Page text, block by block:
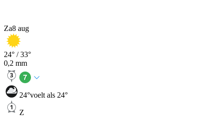
Za8 aug
24° /33°
0,2 mm
24°voelt als 24°
Z